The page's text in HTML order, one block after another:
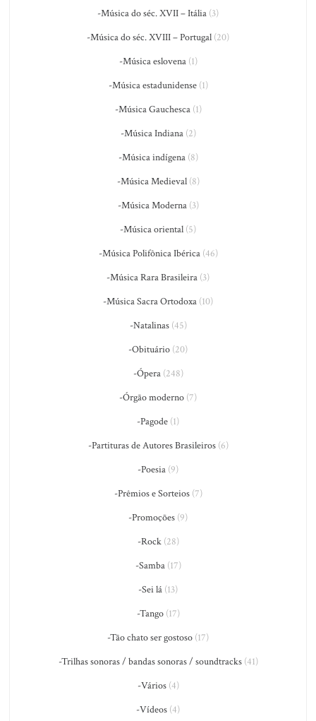
-Música do séc. XVII – Itália (3)
-Música do séc. XVIII – Portugal (20)
-Música eslovena(1)
-Música estadunidense(1)
-Música Gauchesca(1)
-Música Indiana(2)
-Música indígena(8)
-Música Medieval(8)
-Música Moderna(3)
-Música oriental (5)
-Música Polifônica Ibérica(46)
-Música Rara Brasileira (3)
-Música Sacra Ortodoxa (10)
-Natalinas(45)
-Obituário (20)
-Ópera(248)
-Órgão moderno (7)
-Pagode (1)
-Partituras de Autores Brasileiros(6)
-Poesia (9)
-Prêmios e Sorteios(7)
-Promoções (9)
-Rock(28)
-Samba(17)
-Sei lá (13)
-Tango(17)
-Tão chato ser gostoso (17)
-Trilhas sonoras / bandas sonoras / soundtracks(41)
-Vários(4)
-Vídeos (4)